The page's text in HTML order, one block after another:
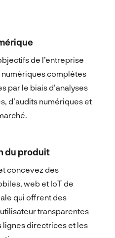
de l’entreprise
complètes
par le biais d’analyses
d’audits numériques et
du produit
concevez des
web et IoT de
qui offrent des
transparentes
lignes directrices et les